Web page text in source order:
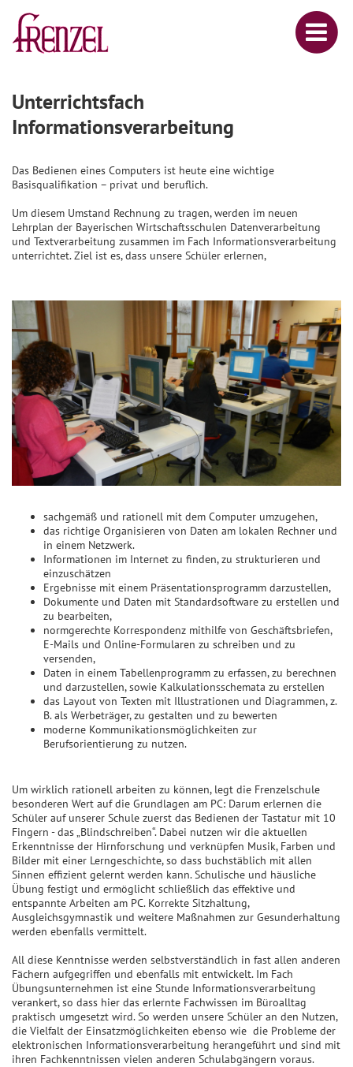
Unterrichtsfach
Informationsverarbeitung
Das Bedienen eines Computers ist heute eine wichtige
Basisqualifikation – privat und beruflich.
Um diesem Umstand Rechnung zu tragen, werden im neuen
Lehrplan der Bayerischen Wirtschaftsschulen Datenverarbeitung
und Textverarbeitung zusammen im Fach Informationsverarbeitung
unterrichtet. Ziel ist es, dass unsere Schüler erlernen,
sachgemäß und rationell mit dem Computer umzugehen,
das richtige Organisieren von Daten am lokalen Rechner und
in einem Netzwerk.
Informationen im Internet zu finden, zu strukturieren und
einzuschätzen
Ergebnisse mit einem Präsentationsprogramm darzustellen,
Dokumente und Daten mit Standardsoftware zu erstellen und
zu bearbeiten,
normgerechte Korrespondenz mithilfe von Geschäftsbriefen,
E-Mails und Online-Formularen zu schreiben und zu
versenden,
Daten in einem Tabellenprogramm zu erfassen, zu berechnen
und darzustellen, sowie Kalkulationsschemata zu erstellen
das Layout von Texten mit Illustrationen und Diagrammen, z.
B. als Werbeträger, zu gestalten und zu bewerten
moderne Kommunikationsmöglichkeiten zur
Berufsorientierung zu nutzen.
Um wirklich rationell arbeiten zu können, legt die Frenzelschule
besonderen Wert auf die Grundlagen am PC: Darum erlernen die
Schüler auf unserer Schule zuerst das Bedienen der Tastatur mit 10
Fingern - das „Blindschreiben“. Dabei nutzen wir die aktuellen
Erkenntnisse der Hirnforschung und verknüpfen Musik, Farben und
Bilder mit einer Lerngeschichte, so dass buchstäblich mit allen
Sinnen effizient gelernt werden kann. Schulische und häusliche
Übung festigt und ermöglicht schließlich das effektive und
entspannte Arbeiten am PC. Korrekte Sitzhaltung,
Ausgleichsgymnastik und weitere Maßnahmen zur Gesunderhaltung
werden ebenfalls vermittelt.
All diese Kenntnisse werden selbstverständlich in fast allen anderen
Fächern aufgegriffen und ebenfalls mit entwickelt. Im Fach
Übungsunternehmen ist eine Stunde Informationsverarbeitung
verankert, so dass hier das erlernte Fachwissen im Büroalltag
praktisch umgesetzt wird. So werden unsere Schüler an den Nutzen,
die Vielfalt der Einsatzmöglichkeiten ebenso wie die Probleme der
elektronischen Informationsverarbeitung herangeführt und sind mit
ihren Fachkenntnissen vielen anderen Schulabgängern voraus.